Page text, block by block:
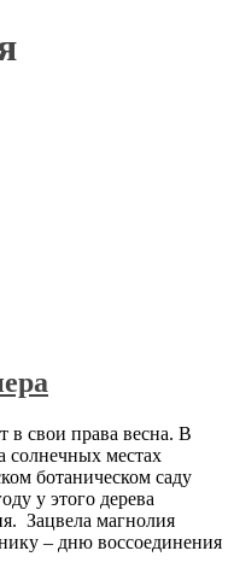
свои права весна. В
солнечных местах
ботаническом саду
у этого дерева
Зацвела магнолия
– дню воссоединения